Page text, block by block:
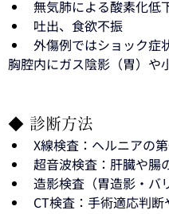
無気肺による酸素化低
吐出、食欲不振
外傷例ではショック症
胸腔内にガス陰影（胃）や
◆ 診断方法
X線検査：ヘルニアの
超音波検査：肝臓や腸
造影検査（胃造影・バ
CT検査：手術適応判断